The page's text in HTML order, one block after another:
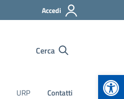
Accedi
Cerca
URP Contatti